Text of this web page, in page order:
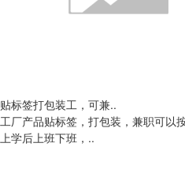
贴标签打包装工，可兼..
工厂产品贴标签，打包装，兼职可以
上学后上班下班，..